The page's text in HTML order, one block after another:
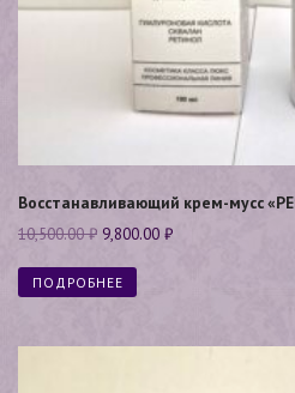
Восстанавливающий крем-мусс
10,500.00₽ 9,800.00 ₽
ПОДРОБНЕЕ